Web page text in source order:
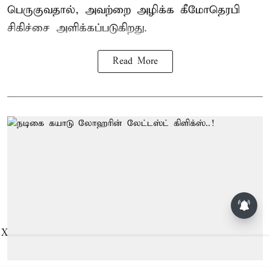
பெருகுவதால், அவற்றை அழிக்க கீமோதெரபி
சிகிச்சை அளிக்கப்படுகிறது.
Read More
X